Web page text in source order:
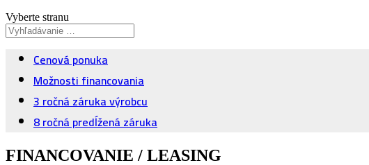
Vyberte stranu
Cenová ponuka
Možnosti financovania
3 ročná záruka výrobcu
8 ročná predĺžená záruka
FINANCOVANIE / LEASING